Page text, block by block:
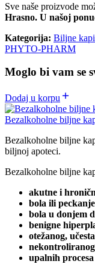
Sve naše proizvode
Hrasno. U našoj
Kategorija: Biljne
PHYTO-PHARM
Moglo bi vam se
Dodaj u korpu
Bezalkoholne biljne
Bezalkoholne biljne
biljnoj apoteci.
Bezalkoholne biljne
akutne i
bola ili
bola u donjem
benigne
otežanog,
upalnih